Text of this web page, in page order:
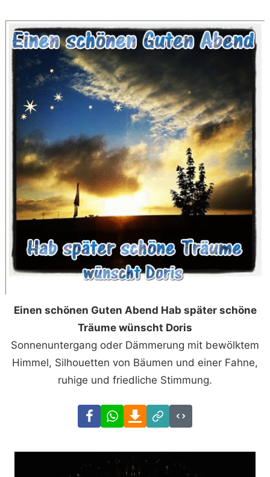
Einen schönen Guten Abend Hab später schöne
Träume wünscht Doris
Sonnenuntergang oder Dämmerung mit bewölktem
Himmel, Silhouetten von Bäumen und einer Fahne,
ruhige und friedliche Stimmung.
FacebookWhatsAppDownload
Link
Code